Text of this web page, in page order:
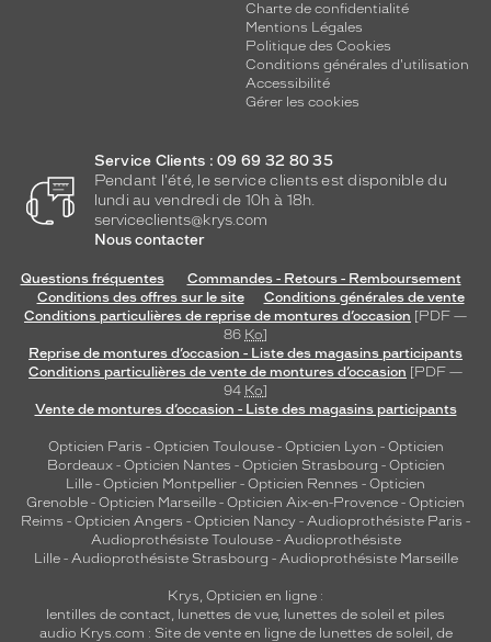
Charte de confidentialité
Mentions Légales
Politique des Cookies
Conditions générales d'utilisation
Accessibilité
Gérer les cookies
Service Clients : 09 69 32 80 35
Pendant l'été, le service clients est disponible du
lundi au vendredi de 10h à 18h.
serviceclients@krys.com
Nous contacter
Questions fréquentes
Commandes - Retours - Remboursement
Conditions des offres sur le site
Conditions générales de vente
Conditions particulières de reprise de montures d’occasion [PDF —
86 Ko]
Reprise de montures d’occasion - Liste des magasins participants
Conditions particulières de vente de montures d’occasion [PDF —
94 Ko]
Vente de montures d’occasion - Liste des magasins participants
Opticien Paris - Opticien Toulouse- Opticien Lyon - Opticien
Bordeaux- Opticien Nantes - Opticien Strasbourg - Opticien
Lille - Opticien Montpellier - Opticien Rennes - Opticien
Grenoble - Opticien Marseille - Opticien Aix-en-Provence - Opticien
Reims - Opticien Angers - Opticien Nancy - Audioprothésiste Paris -
Audioprothésiste Toulouse- Audioprothésiste
Lille- Audioprothésiste Strasbourg - Audioprothésiste Marseille
Krys, Opticien en ligne :
lentilles de contact, lunettes de vue, lunettes de soleil et piles
audio Krys.com : Site de vente en ligne de lunettes de soleil, de